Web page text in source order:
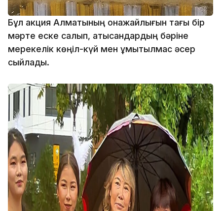
Бұл акция Алматының қонақжайлығын тағы бір
мәрте еске салып, қатысқандардың бәріне
мерекелік көңіл-күй мен ұмытылмас әсер
сыйлады.